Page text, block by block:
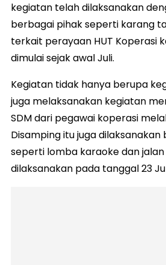
kegiatan telah dilaksanakan
berbagai pihak seperti karang
terkait perayaan HUT Koperasi
dimulai sejak awal Juli.
Kegiatan tidak hanya berupa
juga melaksanakan kegiatan
SDM dari pegawai koperasi
Disamping itu juga
seperti lomba karaoke dan
dilaksanakan pada tanggal 23